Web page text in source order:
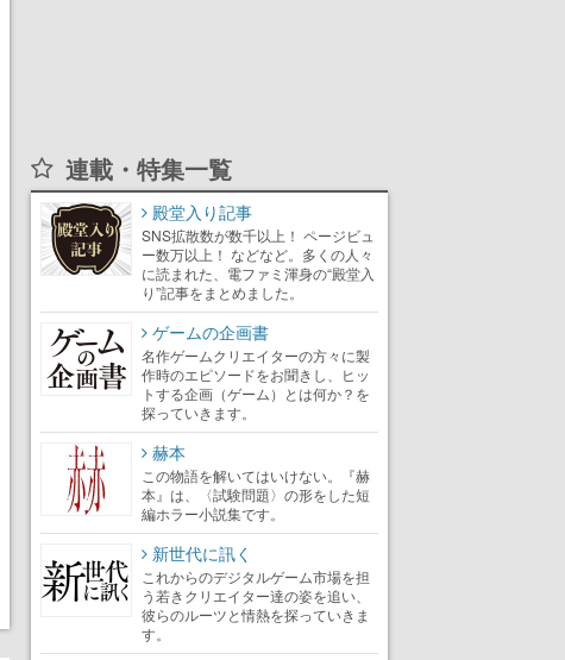
連載・特集一覧
殿堂入り記事
SNS拡散数が数千以上！ ページビュ
ー数万以上！ などなど。多くの人々
に読まれた、電ファミ渾身の“殿堂入
り”記事をまとめました。
ゲームの企画書
名作ゲームクリエイターの方々に製
作時のエピソードをお聞きし、ヒッ
トする企画（ゲーム）とは何か？を
探っていきます。
赫本
この物語を解いてはいけない。『赫
本』は、〈試験問題〉の形をした短
編ホラー小説集です。
新世代に訊く
これからのデジタルゲーム市場を担
う若きクリエイター達の姿を追い、
彼らのルーツと情熱を探っていきま
す。